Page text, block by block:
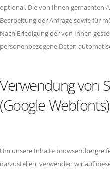
optional. Die von Ihnen gemachten
Bearbeitung der Anfrage sowie für
Nach Erledigung der von Ihnen
personenbezogene Daten
Verwendung von
(Google Webfonts)
Um unsere Inhalte
darzustellen, verwenden wir auf